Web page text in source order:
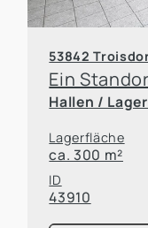
53842
Hallen /
Lagerfläche
ca. 300 m²
ID
43910